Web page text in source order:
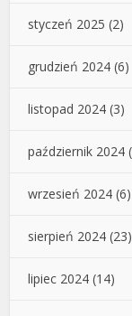
styczeń 2025 (2)
grudzień 2024 (6)
listopad 2024 (3)
październik 2024
wrzesień 2024 (6)
sierpień 2024 (23)
lipiec 2024 (14)